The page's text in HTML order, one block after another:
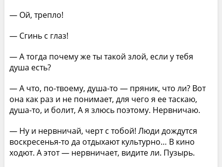
— Ой, трепло!
— Сгинь с глаз!
— А тогда почему же ты такой злой, если у тебя
душа есть?
— А что, по-твоему, душа-то — пряник, что ли? Вот
она как раз и не понимает, для чего я ее таскаю,
душа-то, и болит, А я злюсь поэтому. Нервничаю.
— Ну и нервничай, черт с тобой! Люди дождутся
воскресенья-то да отдыхают культурно… В кино
ходют. А этот — нервничает, видите ли. Пузырь.